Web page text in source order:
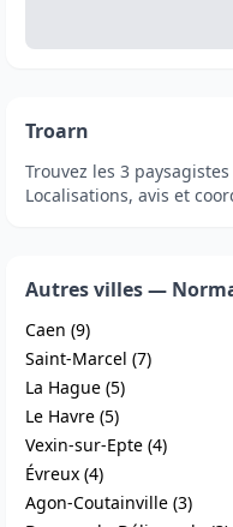
Troarn
Trouvez les 3
Localisations, avis et
Autres villes —
Caen (9)
Saint-Marcel (7)
La Hague (5)
Le Havre (5)
Vexin-sur-Epte (4)
Évreux (4)
Agon-Coutainville (3)